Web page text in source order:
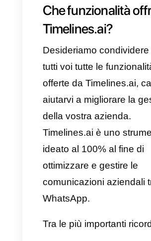
clienti, leggi questo
poiché ti
Ti descriveremo i
svantaggi della
piattaforma, in
assolutamente
scegliere lo
Che